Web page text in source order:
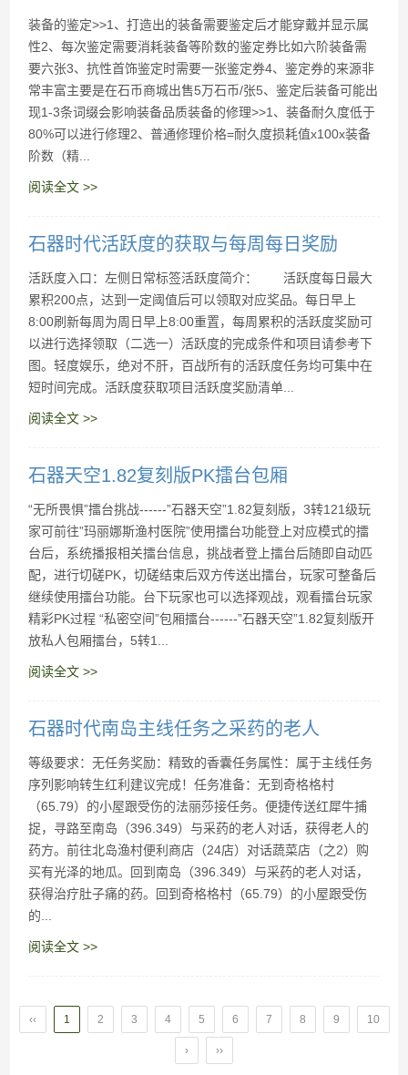
装备的鉴定>>1、打造出的装备需要鉴定后才能穿戴并显示属
性2、每次鉴定需要消耗装备等阶数的鉴定券比如六阶装备需
要六张3、抗性首饰鉴定时需要一张鉴定券4、鉴定券的来源非
常丰富主要是在石币商城出售5万石币/张5、鉴定后装备可能出
现1-3条词缀会影响装备品质装备的修理>>1、装备耐久度低于
80%可以进行修理2、普通修理价格=耐久度损耗值x100x装备
阶数（精...
阅读全文 >>
石器时代活跃度的获取与每周每日奖励
活跃度入口：左侧日常标签活跃度简介： 活跃度每日最大
累积200点，达到一定阈值后可以领取对应奖品。每日早上
8:00刷新每周为周日早上8:00重置，每周累积的活跃度奖励可
以进行选择领取（二选一）活跃度的完成条件和项目请参考下
图。轻度娱乐，绝对不肝，百战所有的活跃度任务均可集中在
短时间完成。活跃度获取项目活跃度奖励清单...
阅读全文 >>
石器天空1.82复刻版PK擂台包厢
“无所畏惧”擂台挑战------”石器天空”1.82复刻版，3转121级玩
家可前往”玛丽娜斯渔村医院”使用擂台功能登上对应模式的擂
台后，系统播报相关擂台信息，挑战者登上擂台后随即自动匹
配，进行切磋PK，切磋结束后双方传送出擂台，玩家可整备后
继续使用擂台功能。台下玩家也可以选择观战，观看擂台玩家
精彩PK过程 “私密空间”包厢擂台------”石器天空”1.82复刻版开
放私人包厢擂台，5转1...
阅读全文 >>
石器时代南岛主线任务之采药的老人
等级要求：无任务奖励：精致的香囊任务属性：属于主线任务
序列影响转生红利建议完成！任务准备：无到奇格格村
（65.79）的小屋跟受伤的法丽莎接任务。便捷传送红犀牛捕
捉，寻路至南岛（396.349）与采药的老人对话，获得老人的
药方。前往北岛渔村便利商店（24店）对话蔬菜店（之2）购
买有光泽的地瓜。回到南岛（396.349）与采药的老人对话，
获得治疗肚子痛的药。回到奇格格村（65.79）的小屋跟受伤
的...
阅读全文 >>
‹‹ 1 2 3 4 5 6 7 8 9 10
› ››